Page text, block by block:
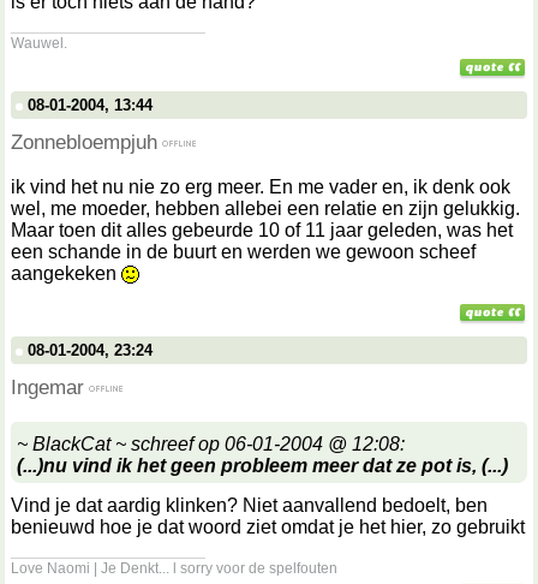
Wauwel.
08-01-2004, 13:44
Zonnebloempjuh
ik vind het nu nie zo erg meer. En me vader en, ik denk ook
wel, me moeder, hebben allebei een relatie en zijn gelukkig.
Maar toen dit alles gebeurde 10 of 11 jaar geleden, was het
een schande in de buurt en werden we gewoon scheef
aangekeken
08-01-2004, 23:24
Ingemar
~ BlackCat ~ schreef op 06-01-2004 @ 12:08:
(...)nu vind ik het geen probleem meer dat ze pot is, (...)
Vind je dat aardig klinken? Niet aanvallend bedoelt, ben
benieuwd hoe je dat woord ziet omdat je het hier, zo gebruikt
Love Naomi | Je Denkt... l sorry voor de spelfouten